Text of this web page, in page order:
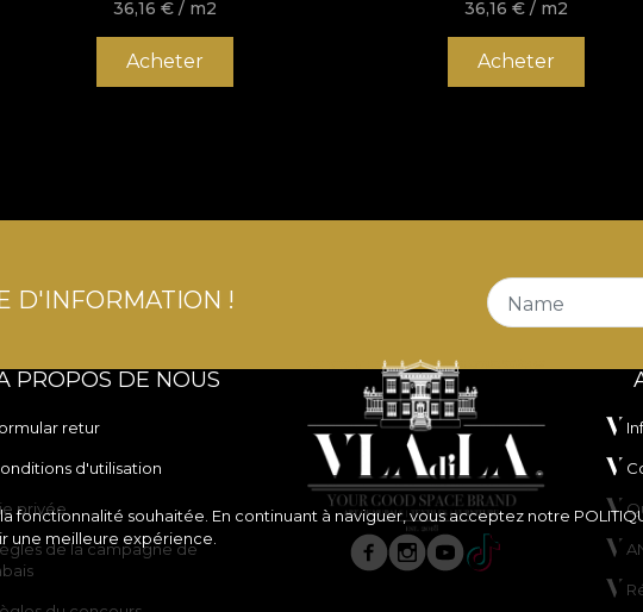
36,16€ / m2
Acheter
36,16€ / m2
Acheter
fonctionnalité souhaitée. En continuant à naviguer, vous acceptez notre
une meilleure expérience.
D'INFORMATION ! Name
PROPOS DE NOUS
retur
d'utilisation
privée
de la campagne de